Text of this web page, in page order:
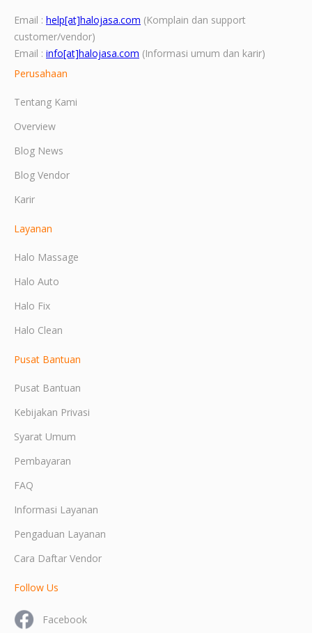
Email : help[at]halojasa.com (Komplain dan support
customer/vendor)
Email : info[at]halojasa.com (Informasi umum dan karir)
Perusahaan
Tentang Kami
Overview
Blog News
Blog Vendor
Karir
Layanan
Halo Massage
Halo Auto
Halo Fix
Halo Clean
Pusat Bantuan
Pusat Bantuan
Kebijakan Privasi
Syarat Umum
Pembayaran
FAQ
Informasi Layanan
Pengaduan Layanan
Cara Daftar Vendor
Follow Us
Facebook